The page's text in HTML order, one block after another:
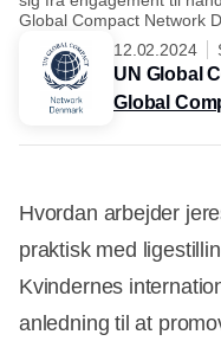
Global Compact Network
12.02.2024
UN Global
Global
Hvordan arbejder
praktisk med
Kvindernes
anledning til at